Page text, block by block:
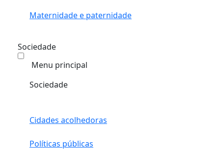
Maternidade e paternidade
Sociedade
Menu principal
Sociedade
Cidades acolhedoras
Políticas públicas